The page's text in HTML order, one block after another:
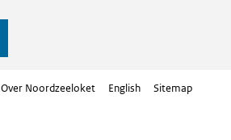
Over Noordzeeloket English Sitemap